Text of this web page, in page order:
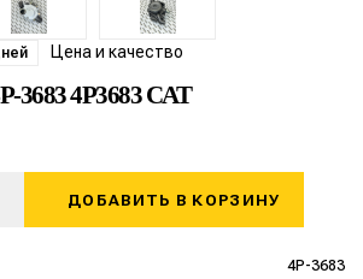
Цена и качество
3683 4P3683 CAT
4P-3683
ДОБАВИТЬ В КОРЗИНУ